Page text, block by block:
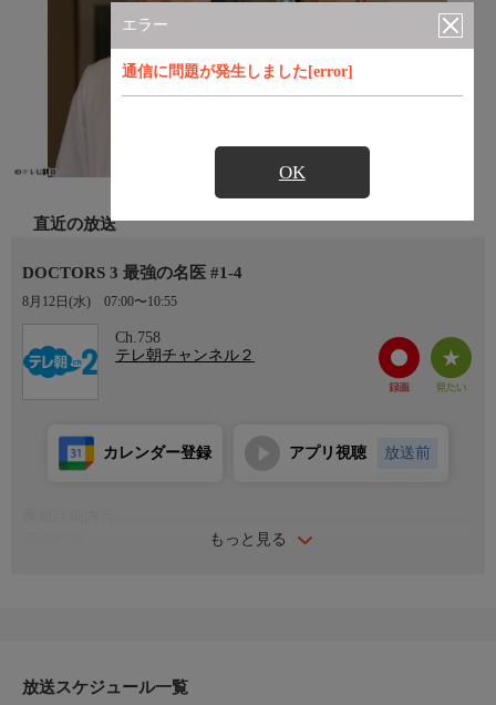
エラー
通信に問題が発生しました[error]
OK
直近の放送
DOCTORS 3 最強の名医 #1-4
8月12日(水) 07:00〜10:55
Ch.758
テレ朝チャンネル２
もっと見る
カレンダー登録 アプリ視聴 放送前
出演者
放送スケジュール一覧